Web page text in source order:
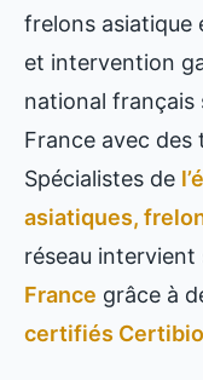
frelons asiatique
et intervention
national français
France avec des
Spécialistes de
asiatiques,
réseau intervient
France grâce à
certifiés